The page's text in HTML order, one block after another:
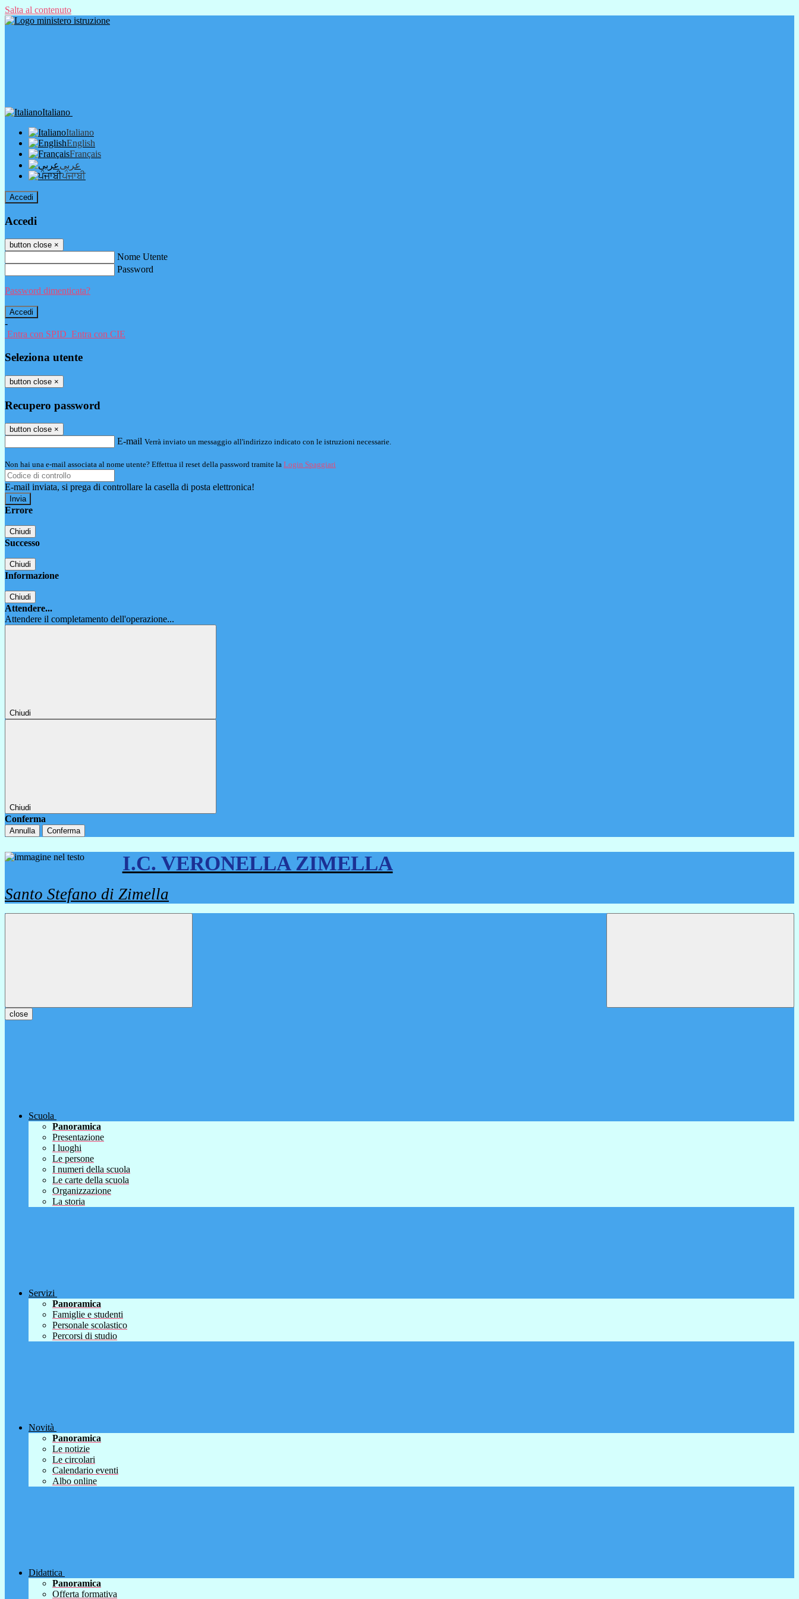
Salta al contenuto
Italiano
Italiano
English
Français
عربى
ਪੰਜਾਬੀ
Accedi
Accedi
button close ×
Nome Utente
Password
Password dimenticata?
-
Entra con SPID Entra con CIE
Seleziona utente
button close ×
Recupero password
button close ×
E-mail Verrà inviato un messaggio all'indirizzo indicato con le istruzioni necessarie.
Non hai una e-mail associata al nome utente? Effettua il reset della password tramite la Login Spaggiari
E-mail inviata, si prega di controllare la casella di posta elettronica!
Errore
Chiudi
Successo
Chiudi
Informazione
Chiudi
Attendere...
Attendere il completamento dell'operazione...
Chiudi
Chiudi
Conferma
Annulla Conferma
I.C. VERONELLA ZIMELLA
Santo Stefano di Zimella
close
Scuola
Panoramica
Presentazione
I luoghi
Le persone
I numeri della scuola
Le carte della scuola
Organizzazione
La storia
Servizi
Panoramica
Famiglie e studenti
Personale scolastico
Percorsi di studio
Novità
Panoramica
Le notizie
Le circolari
Calendario eventi
Albo online
Didattica
Panoramica
Offerta formativa